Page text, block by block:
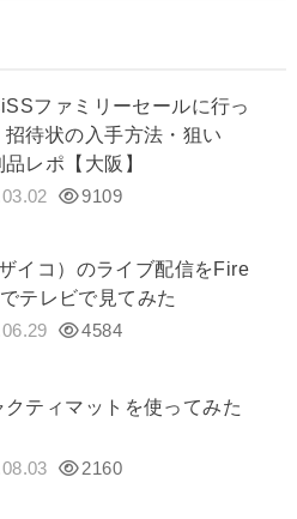
ファミリーセールに行っ
招待状の入手方法・狙い
レポ【大阪】
9109
イコ）のライブ配信をFire
テレビで見てみた
4584
クティマットを使ってみた
2160